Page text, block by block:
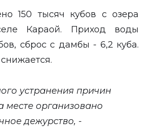
150 тысяч кубов с озера
Караой. Приход воды
сброс с дамбы - 6,2 куба.
устранения причин
месте организовано
дежурство, -